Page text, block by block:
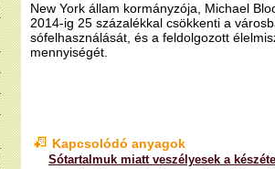
New York állam kormányzója, Michael
2014-ig 25 százalékkal csökkenti a
sófelhasználását, és a feldolgozott
mennyiségét.
Kapcsolódó anyagok
Sótartalmuk miatt veszélyesek a